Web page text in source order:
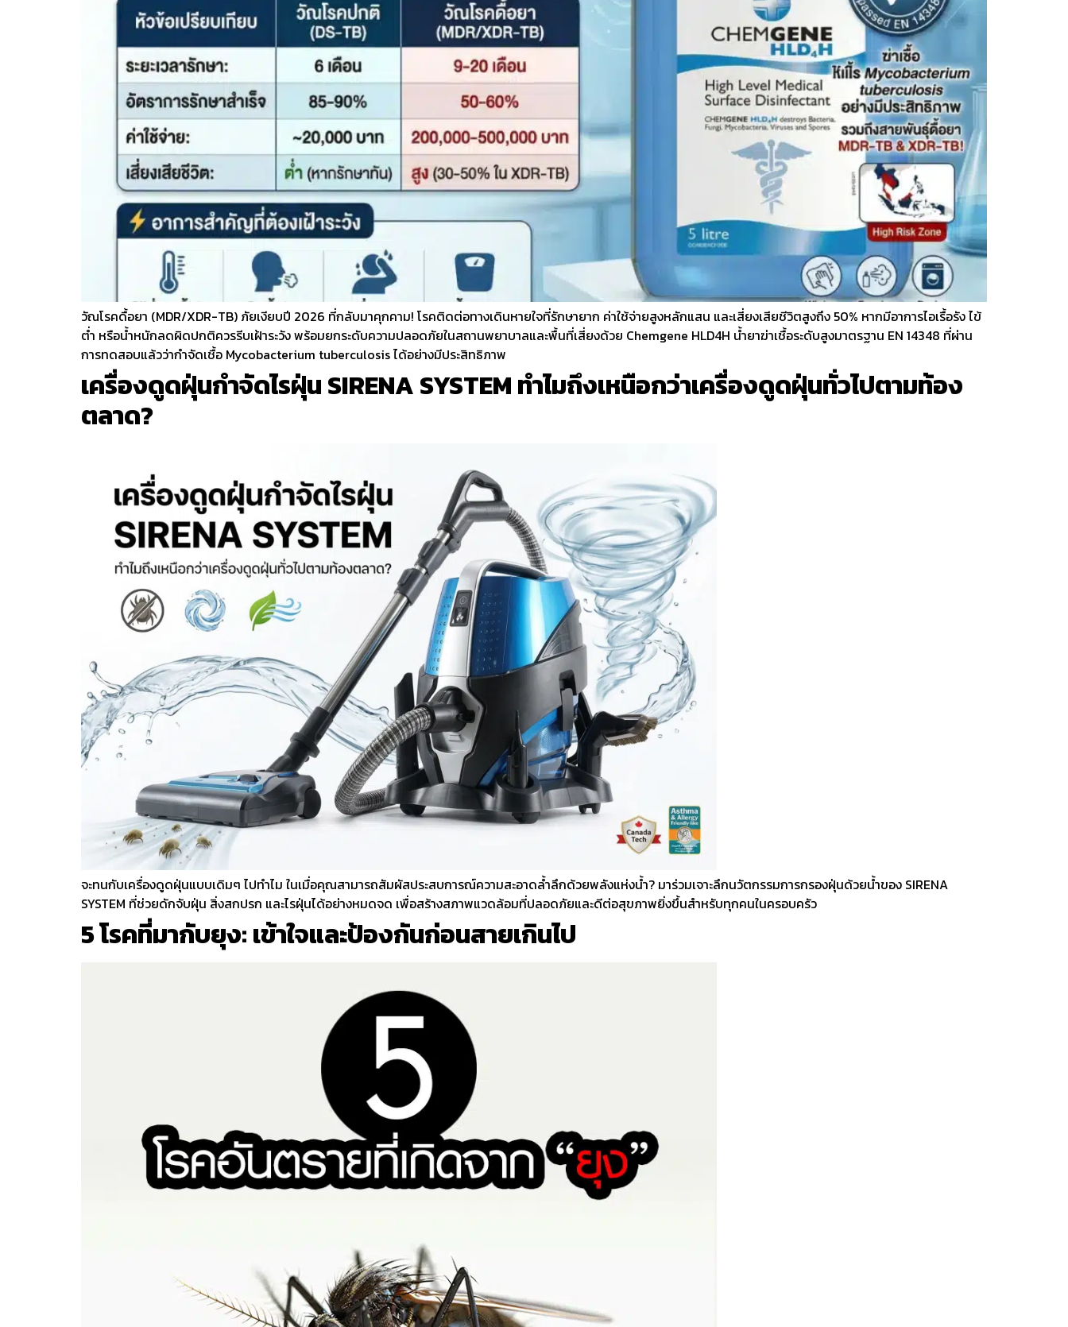
วัณโรคดื้อยา (MDR/XDR-TB) ภัยเงียบปี 2026 ที่กลับมาคุกคาม! โรคติดต่อทางเดินหายใจที่รักษายาก ค่าใช้จ่ายสูงหลักแสน และเสี่ยงเสียชีวิตสูงถึง 50% หากมีอาการไอเรื้อรัง ไข้
ต่ำ หรือน้ำหนักลดผิดปกติควรรีบเฝ้าระวัง พร้อมยกระดับความปลอดภัยในสถานพยาบาลและพื้นที่เสี่ยงด้วย Chemgene HLD4H น้ำยาฆ่าเชื้อระดับสูงมาตรฐาน EN 14348 ที่ผ่าน
การทดสอบแล้วว่ากำจัดเชื้อ Mycobacterium tuberculosis ได้อย่างมีประสิทธิภาพ
เครื่องดูดฝุ่นกำจัดไรฝุ่น SIRENA SYSTEM ทำไมถึงเหนือกว่าเครื่องดูดฝุ่นทั่วไปตามท้อง
ตลาด?
จะทนกับเครื่องดูดฝุ่นแบบเดิมๆ ไปทำไม ในเมื่อคุณสามารถสัมผัสประสบการณ์ความสะอาดล้ำลึกด้วยพลังแห่งน้ำ? มาร่วมเจาะลึกนวัตกรรมการกรองฝุ่นด้วยน้ำของ SIRENA
SYSTEM ที่ช่วยดักจับฝุ่น สิ่งสกปรก และไรฝุ่นได้อย่างหมดจด เพื่อสร้างสภาพแวดล้อมที่ปลอดภัยและดีต่อสุขภาพยิ่งขึ้นสำหรับทุกคนในครอบครัว
5 โรคที่มากับยุง: เข้าใจและป้องกันก่อนสายเกินไป